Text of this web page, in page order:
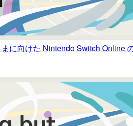
に向けた Nintendo Switch Online